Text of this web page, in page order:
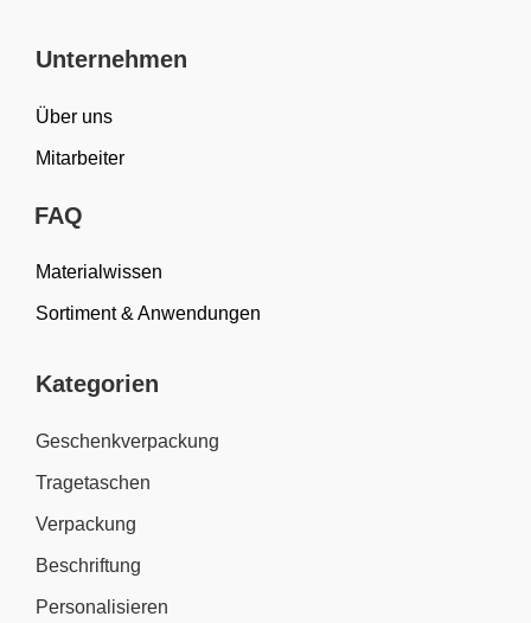
Unternehmen
Über uns
Mitarbeiter
FAQ
Materialwissen
Sortiment & Anwendungen
Kategorien
Geschenkverpackung
Tragetaschen
Verpackung
Beschriftung
Personalisieren